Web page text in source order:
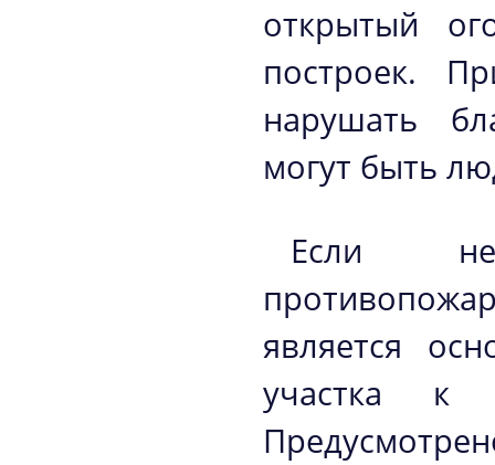
открытый
построек.
нарушать
могут быть
Если не
является
участка к